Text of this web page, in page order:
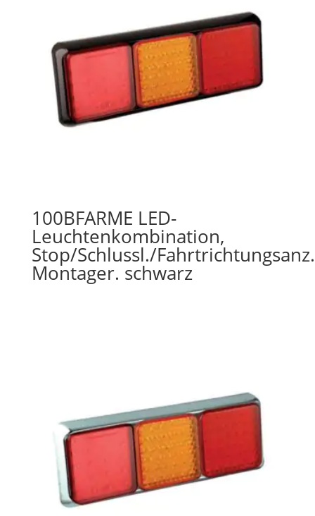
100BFARME LED-
Leuchtenkombination,
Stop/Schlussl./
Montager. schwarz